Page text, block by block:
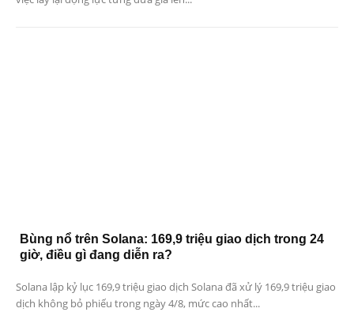
Bùng nổ trên Solana: 169,9 triệu giao dịch trong 24
giờ, điều gì đang diễn ra?
Solana lập kỷ lục 169,9 triệu giao dịch Solana đã xử lý 169,9 triệu giao
dịch không bỏ phiếu trong ngày 4/8, mức cao nhất...